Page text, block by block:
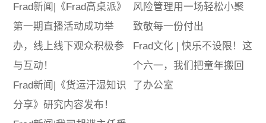
Frad新闻|《Frad高桌派》
第一期直播活动成功举
办，线上线下观众积极参
与互动！
Frad新闻|《货运汗湿知识
分享》研究内容发布！
风险管理用一场轻松小聚
致敬每一份付出
Frad文化 | 快乐不设限！这
个六一，我们把童年搬回
了办公室